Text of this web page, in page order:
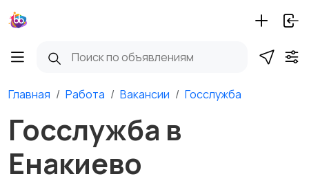
Главная Работа Вакансии Госслужба
Госслужба в
Енакиево